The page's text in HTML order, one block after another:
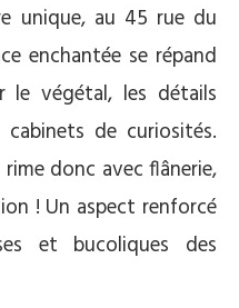
unique, au 45 rue du
enchantée se répand
le végétal, les détails
de curiosités.
donc avec flânerie,
! Un aspect renforcé
et bucoliques des